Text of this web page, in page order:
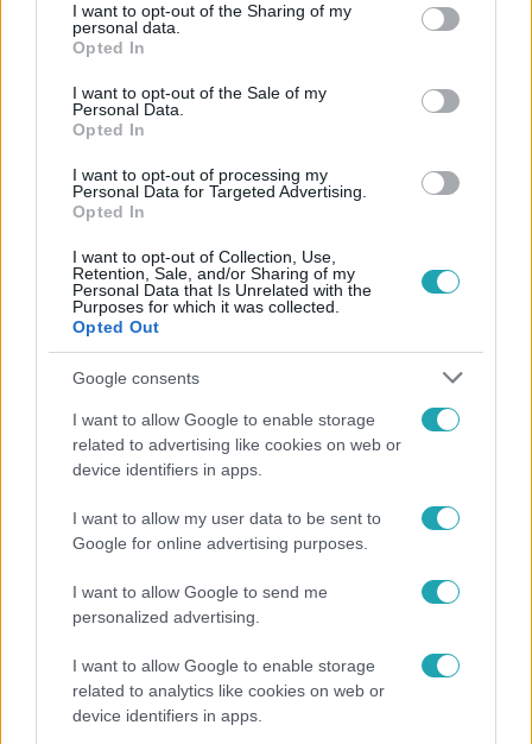
not limited to your visit or usage behaviour. You may click to
grant or deny consent to Google and its third-party tags to
use your data for below specified purposes in below Google
consent section.
I want to opt-out of the Sharing of my
personal data.
Opted In
I want to opt-out of the Sale of my
Personal Data.
Opted In
I want to opt-out of processing my
Personal Data for Targeted Advertising.
Opted In
I want to opt-out of Collection, Use,
Retention, Sale, and/or Sharing of my
Personal Data that Is Unrelated with the
Purposes for which it was collected.
Opted Out
Google consents
I want to allow Google to enable storage
related to advertising like cookies on web or
device identifiers in apps.
I want to allow my user data to be sent to
Google for online advertising purposes.
I want to allow Google to send me
personalized advertising.
I want to allow Google to enable storage
related to analytics like cookies on web or
device identifiers in apps.
SZÁJHIGIÉNIA #IMMUNRENDSZER
ORÁLIS MIKROBIOM
GYULLADÁS #FOGÁGYBETEGSÉG
Népszerű
Kitört a lecsó-láz! Íme 3 tuti recept az
elkészítéséhez